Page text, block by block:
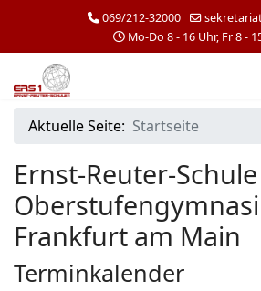
069/212-32000
Mo-Do 8 - 16 Uhr, Fr 8 -
Aktuelle Seite: Startseite
Ernst-Reuter-
Frankfurt am Main
Terminkalender